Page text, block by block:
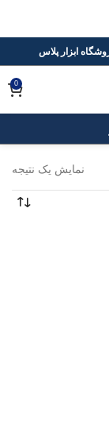
0
نمایش یک نتیجه